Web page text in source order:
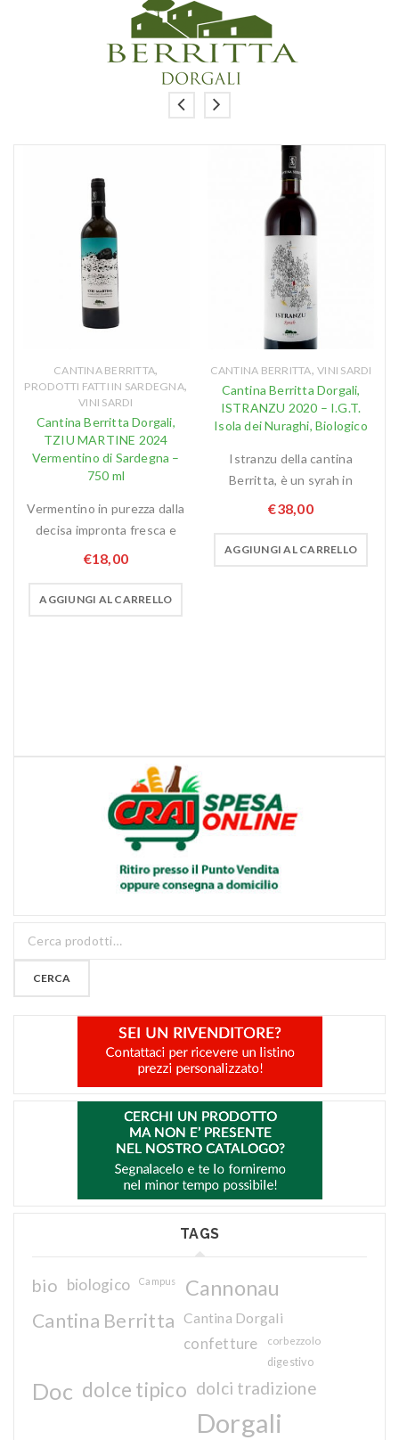
CANTINA BERRITTA,
PRODOTTI FATTI IN SARDEGNA,
VINI SARDI
Cantina Berritta Dorgali,
TZIU MARTINE 2024
Vermentino di Sardegna –
750 ml
Vermentino in purezza dalla
decisa impronta fresca e
€18,00
AGGIUNGI AL CARRELLO
CANTINA BERRITTA,VINI SARDI
Cantina Berritta Dorgali,
ISTRANZU 2020 – I.G.T.
Isola dei Nuraghi, Biologico
Istranzu della cantina
Berritta, è un syrah in
€38,00
AGGIUNGI AL CARRELLO
CERCA
TAGS
bio biologico Campus Cannonau
Cantina Berritta
Cantina Dorgali
confetture
corbezzolo
digestivo
Doc dolce tipico dolci tradizione
Dorgali